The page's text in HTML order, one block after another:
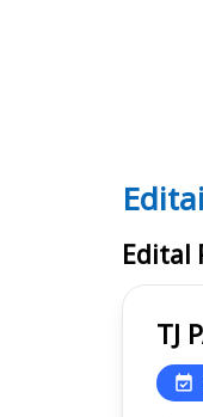
Editais TJ
Edital